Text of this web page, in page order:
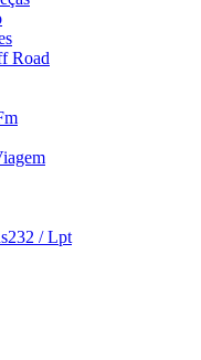
Road
/ Lpt